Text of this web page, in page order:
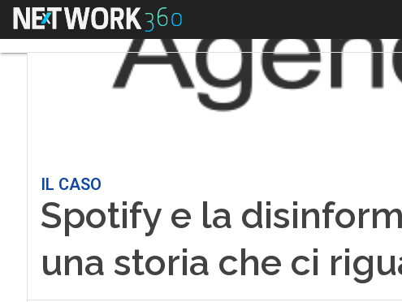
Menu
IL CASO
Spotify e la
una storia che ci